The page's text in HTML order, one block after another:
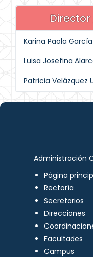
Karina Paola
Luisa Josefina
Patricia Velázquez
Administración
Página
Rectoría
Secretarios
Direcciones
Facultades
Campus